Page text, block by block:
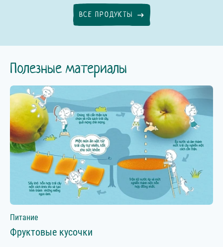
ВСЕ ПРОДУКТЫ
Полезные материалы
Питание
Фруктовые кусочки